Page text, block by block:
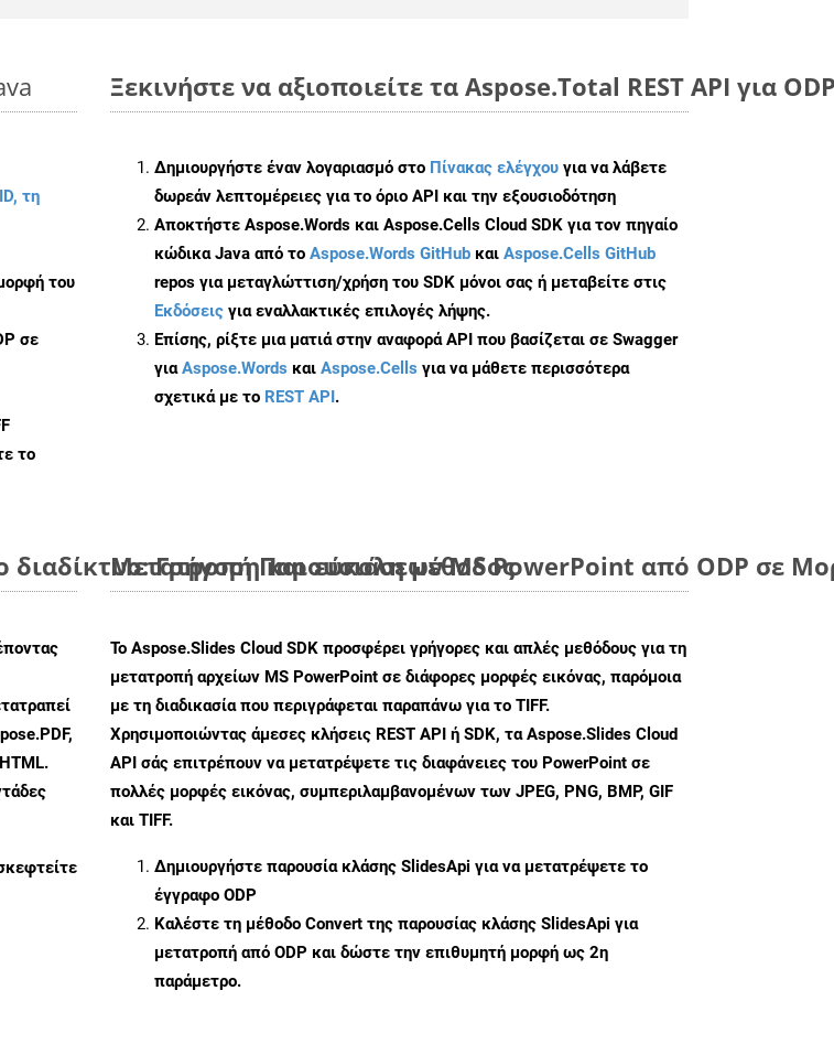
τη
του
σε
το
Ξεκινήστε να αξιοποιείτε τα Aspose.Total REST API για
Δημιουργήστε έναν λογαριασμό στο Πίνακας ελέγχου για να λάβετε
δωρεάν λεπτομέρειες για το όριο API και την εξουσιοδότηση
Αποκτήστε Aspose.Words και Aspose.Cells Cloud SDK για τον πηγαίο
κώδικα Java από το Aspose.Words GitHub και Aspose.Cells GitHub
repos για μεταγλώττιση/χρήση του SDK μόνοι σας ή μεταβείτε στις
Εκδόσεις για εναλλακτικές επιλογές λήψης.
Επίσης, ρίξτε μια ματιά στην αναφορά API που βασίζεται σε Swagger
γιαAspose.Words και Aspose.Cells για να μάθετε περισσότερα
σχετικά με το REST API.
Γρήγορη και εύκολη μέθοδος
Μετατροπή Παρουσιάσεων MS PowerPoint από ODP σε
Το Aspose.Slides Cloud SDK προσφέρει γρήγορες και απλές μεθόδους για τη
μετατροπή αρχείων MS PowerPoint σε διάφορες μορφές εικόνας, παρόμοια
με τη διαδικασία που περιγράφεται παραπάνω για το TIFF.
Χρησιμοποιώντας άμεσες κλήσεις REST API ή SDK, τα Aspose.Slides Cloud
API σάς επιτρέπουν να μετατρέψετε τις διαφάνειες του PowerPoint σε
πολλές μορφές εικόνας, συμπεριλαμβανομένων των JPEG, PNG, BMP, GIF
και TIFF.
Δημιουργήστε παρουσία κλάσης SlidesApi για να μετατρέψετε το
έγγραφο ODP
Καλέστε τη μέθοδο Convert της παρουσίας κλάσης SlidesApi για
μετατροπή από ODP και δώστε την επιθυμητή μορφή ως 2η
παράμετρο.